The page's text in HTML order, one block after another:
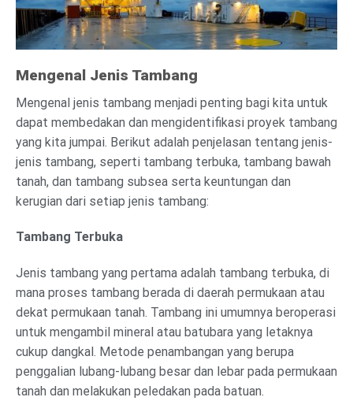
Mengenal Jenis Tambang
Mengenal jenis tambang menjadi penting bagi kita untuk
dapat membedakan dan mengidentifikasi proyek tambang
yang kita jumpai. Berikut adalah penjelasan tentang jenis-
jenis tambang, seperti tambang terbuka, tambang bawah
tanah, dan tambang subsea serta keuntungan dan
kerugian dari setiap jenis tambang:
Tambang Terbuka
Jenis tambang yang pertama adalah tambang terbuka, di
mana proses tambang berada di daerah permukaan atau
dekat permukaan tanah. Tambang ini umumnya beroperasi
untuk mengambil mineral atau batubara yang letaknya
cukup dangkal. Metode penambangan yang berupa
penggalian lubang-lubang besar dan lebar pada permukaan
tanah dan melakukan peledakan pada batuan.